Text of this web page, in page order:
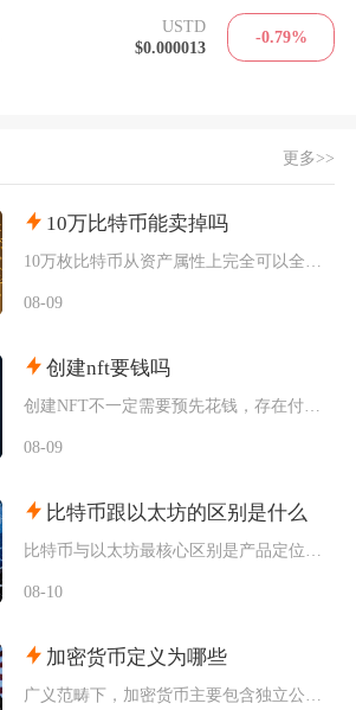
USTD
$0.000013
-0.79%
更多>>
10万比特币能卖掉吗
10万枚比特币从资产属性上完全可以全部卖出，但无法在公开现货市场一次性市价成交，想要足额变
08-09
创建nft要钱吗
创建NFT不一定需要预先花钱，存在付费铸造与延迟付费两种主流模式，最终是否产生支出，取决于
08-09
比特币跟以太坊的区别是什么
08-10
加密货币定义为哪些